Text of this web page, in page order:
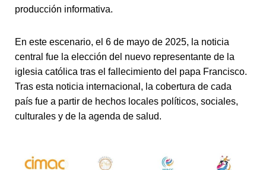
producción informativa.
En este escenario, el 6 de mayo de 2025, la noticia
central fue la elección del nuevo representante de la
iglesia católica tras el fallecimiento del papa Francisco.
Tras esta noticia internacional, la cobertura de cada
país fue a partir de hechos locales políticos, sociales,
culturales y de la agenda de salud.